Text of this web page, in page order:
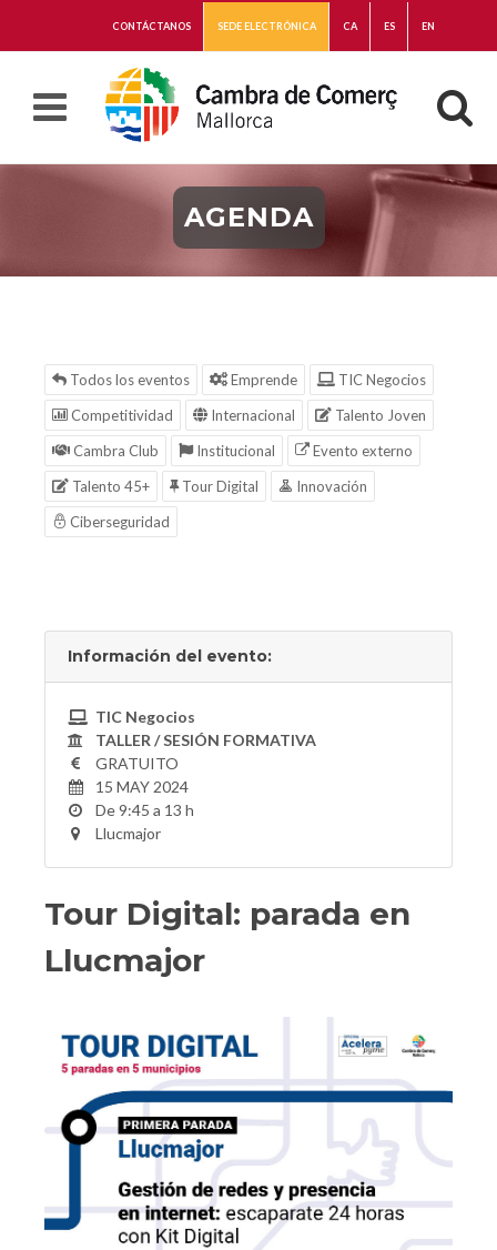
CONTÁCTANOS SEDE ELECTRÓNICA CA ES EN
AGENDA
Todos los eventos Emprende
TIC Negocios
Competitividad
Internacional
Talento Joven
Cambra Club
Institucional
Evento externo
Talento 45+
Tour Digital
Innovación
Ciberseguridad
Información del evento:
TIC Negocios
TALLER / SESIÓN FORMATIVA
GRATUITO
15 MAY 2024
De 9:45 a 13 h
Llucmajor
Tour Digital: parada en
Llucmajor